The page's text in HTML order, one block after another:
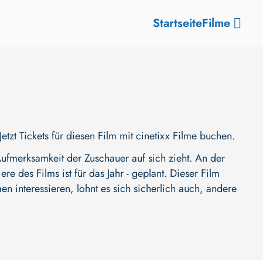
StartseiteFilme
Tickets für diesen Film mit cinetixx Filme buchen.
der Zuschauer auf sich zieht. An der
des Films ist für das Jahr - geplant. Dieser Film
interessieren, lohnt es sich sicherlich auch, andere